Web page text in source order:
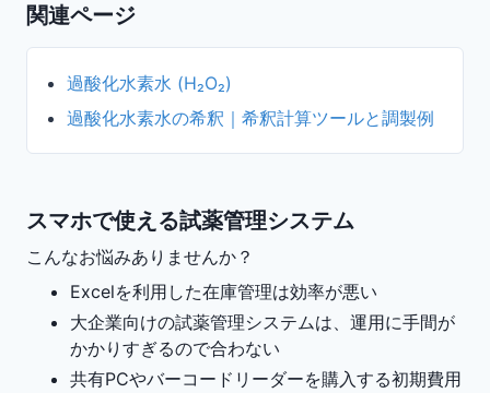
関連ページ
過酸化水素水 (H₂O₂)
過酸化水素水の希釈｜希釈計算ツールと調製例
スマホで使える試薬管理システム
こんなお悩みありませんか？
Excelを利用した在庫管理は効率が悪い
大企業向けの試薬管理システムは、運用に手間が
かかりすぎるので合わない
共有PCやバーコードリーダーを購入する初期費用